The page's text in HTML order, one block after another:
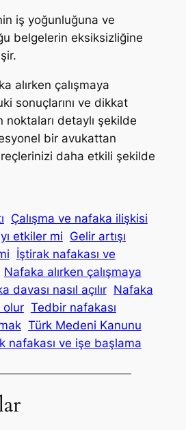
iş yoğunluğuna ve
belgelerin eksiksizliğine
alırken çalışmaya
sonuçlarını ve dikkat
detaylı şekilde
bir avukattan
daha etkili şekilde
Çalışma ve nafaka ilişkisi
etkiler mi Gelir artışı
İştirak nafakası ve
Nafaka alırken çalışmaya
davası nasıl açılır Nafaka
olur Tedbir nafakası
Türk Medeni Kanunu
nafakası ve işe başlama